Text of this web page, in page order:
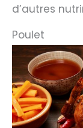
d’autres
Poulet